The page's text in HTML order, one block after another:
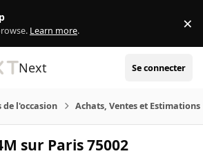
Learn more. ×
Next Se connecter
de l'occasion Achats, Ventes et Estimations
sur Paris 75002